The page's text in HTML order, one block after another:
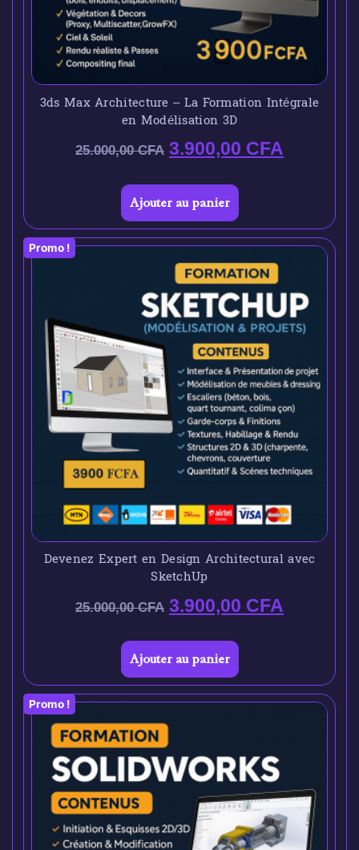
3ds Max Architecture – La Formation Intégrale
en Modélisation 3D
25.000,00CFA 3.900,00 CFA
Ajouter au panier
Promo !
Devenez Expert en Design Architectural avec
SketchUp
25.000,00CFA 3.900,00 CFA
Ajouter au panier
Promo !